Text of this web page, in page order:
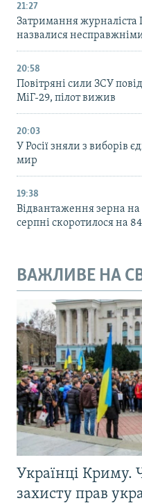
21:27
Затримання журналіста
назвалися
20:58
Повітряні сили ЗСУ
МіГ-29, пілот вижив
20:03
У Росії зняли з виборів
мир
19:38
Відвантаження зерна на
серпні скоротилося на
ВАЖЛИВЕ НА
Українці Криму.
захисту прав